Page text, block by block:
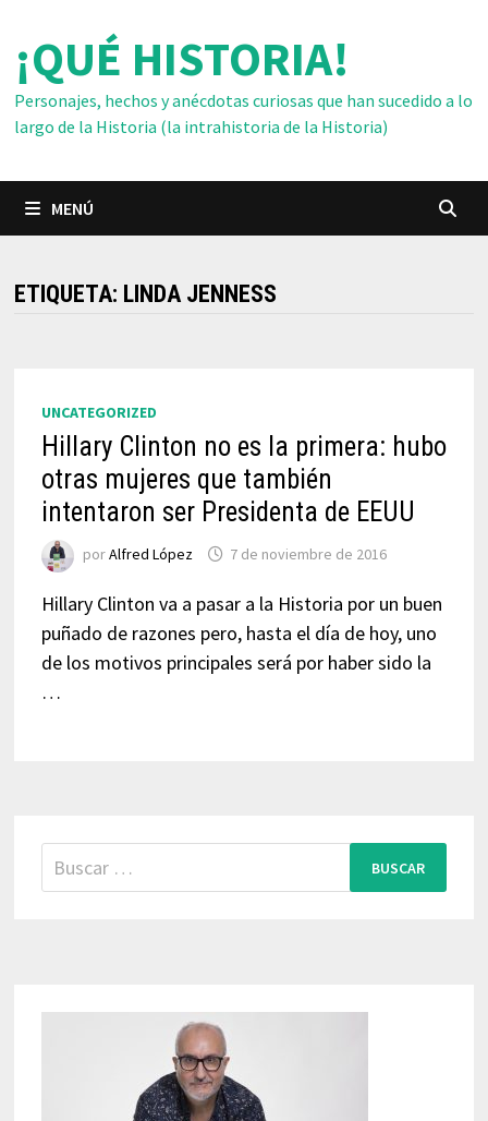
contenido
¡QUÉ HISTORIA!
Personajes, hechos y anécdotas curiosas que han sucedido a lo
largo de la Historia (la intrahistoria de la Historia)
MENÚ
ETIQUETA: LINDA JENNESS
UNCATEGORIZED
Hillary Clinton no es la primera: hubo
otras mujeres que también
intentaron ser Presidenta de EEUU
porAlfred López 7 de noviembre de 2016
Hillary Clinton va a pasar a la Historia por un buen
puñado de razones pero, hasta el día de hoy, uno
de los motivos principales será por haber sido la
…
Buscar: